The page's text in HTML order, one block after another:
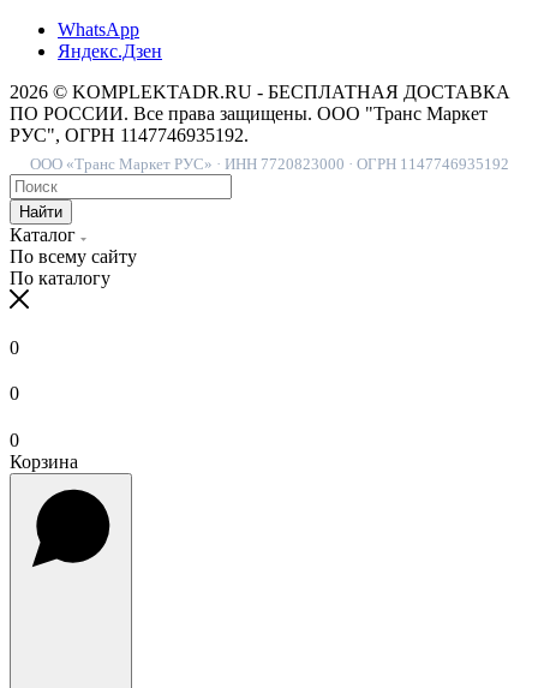
WhatsApp
Яндекс.Дзен
2026 © KOMPLEKTADR.RU - БЕСПЛАТНАЯ ДОСТАВКА
ПО РОССИИ. Все права защищены. ООО "Транс Маркет
РУС", ОГРН 1147746935192.
ООО «Транс Маркет РУС» · ИНН 7720823000 · ОГРН 1147746935192
Найти
Каталог
По всему сайту
По каталогу
0
0
0
Корзина